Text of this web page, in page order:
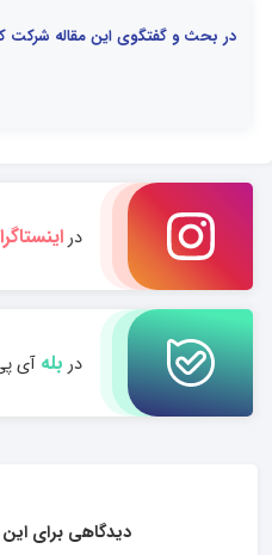
در بحث و گفتگوی این مقاله شرکت
در
در بلهآی
دیدگاهی برای